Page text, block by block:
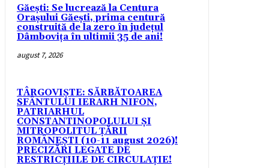
Găești: Se lucrează la Centura
Orașului Găești, prima centură
construită de la zero în județul
Dâmbovița în ultimii 35 de ani!
august 7, 2026
TÂRGOVIȘTE: SĂRBĂTOAREA
SFÂNTULUI IERARH NIFON,
PATRIARHUL
CONSTANTINOPOLULUI ŞI
MITROPOLITUL ȚĂRII
ROMÂNEȘTI (10-11 august 2026)!
PRECIZĂRI LEGATE DE
RESTRICȚIILE DE CIRCULAȚIE!